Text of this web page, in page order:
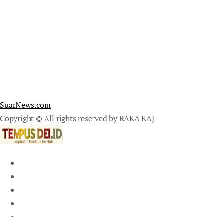
SuarNews.com
Copyright © All rights reserved by RAKA KAJ